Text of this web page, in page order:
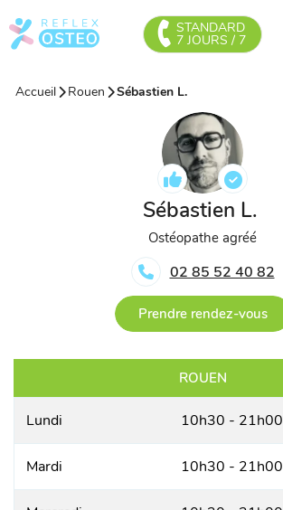
STANDARD
7 JOURS / 7
Accueil Rouen Sébastien L.
Sébastien L.
Ostéopathe agréé
02 85 52 40 82
Prendre rendez-vous
ROUEN
Lundi 10h30 - 21h00
Mardi 10h30 - 21h00